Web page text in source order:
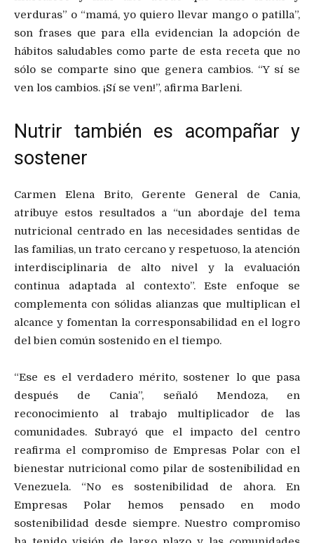
verduras” o “mamá, yo quiero llevar mango o patilla”,
son frases que para ella evidencian la adopción de
hábitos saludables como parte de esta receta que no
sólo se comparte sino que genera cambios. “Y sí se
ven los cambios. ¡Sí se ven!”, afirma Barleni.
Nutrir también es acompañar y
sostener
Carmen Elena Brito, Gerente General de Cania,
atribuye estos resultados a “un abordaje del tema
nutricional centrado en las necesidades sentidas de
las familias, un trato cercano y respetuoso, la atención
interdisciplinaria de alto nivel y la evaluación
continua adaptada al contexto”. Este enfoque se
complementa con sólidas alianzas que multiplican el
alcance y fomentan la corresponsabilidad en el logro
del bien común sostenido en el tiempo.
“Ese es el verdadero mérito, sostener lo que pasa
después de Cania”, señaló Mendoza, en
reconocimiento al trabajo multiplicador de las
comunidades. Subrayó que el impacto del centro
reafirma el compromiso de Empresas Polar con el
bienestar nutricional como pilar de sostenibilidad en
Venezuela. “No es sostenibilidad de ahora. En
Empresas Polar hemos pensado en modo
sostenibilidad desde siempre. Nuestro compromiso